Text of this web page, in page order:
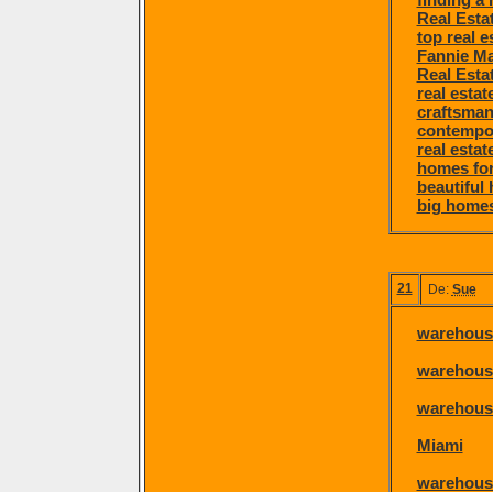
Real
top real
Fannie
Real
real
real
homes
beautiful
big
21 De: Sue
Miami